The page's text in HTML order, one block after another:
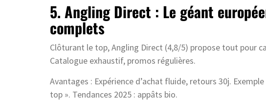
5. Angling Direct : Le géant
complets
Clôturant le top, Angling Direct (4,8/5) propose tout pour
Catalogue exhaustif, promos régulières.
Avantages : Expérience d’achat fluide, retours 30j.
top ». Tendances 2025 : appâts bio.